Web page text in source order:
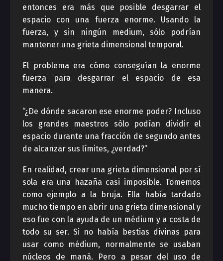
entonces era más que posible desgarrar el
espacio con una fuerza enorme. Usando la
fuerza, y sin ningún medium, sólo podrían
mantener una grieta dimensional temporal.
El problema era cómo conseguían la enorme
fuerza para desgarrar el espacio de esa
manera.
“¿De dónde sacaron ese enorme poder? Incluso
los grandes maestros sólo podían dividir el
espacio durante una fracción de segundo antes
de alcanzar sus límites, ¿verdad?”
En realidad, crear una grieta dimensional por sí
sola era una hazaña casi imposible. Tomemos
como ejemplo a la bruja. Ella había tardado
mucho tiempo en abrir una grieta dimensional y
eso fue con la ayuda de un médium y a costa de
todo su ser. Si no había bestias divinas para
usar como médium, normalmente se usaban
núcleos de maná. Pero a pesar del uso de